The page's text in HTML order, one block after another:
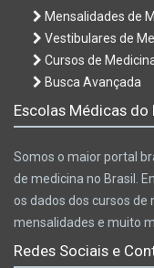
Mensalidades de
Vestibulares de
Cursos de
Busca Avançada
Escolas Médicas do
Somos o maior portal
de medicina no Brasil.
os dados dos cursos
mensalidades e muito
Redes Sociais e